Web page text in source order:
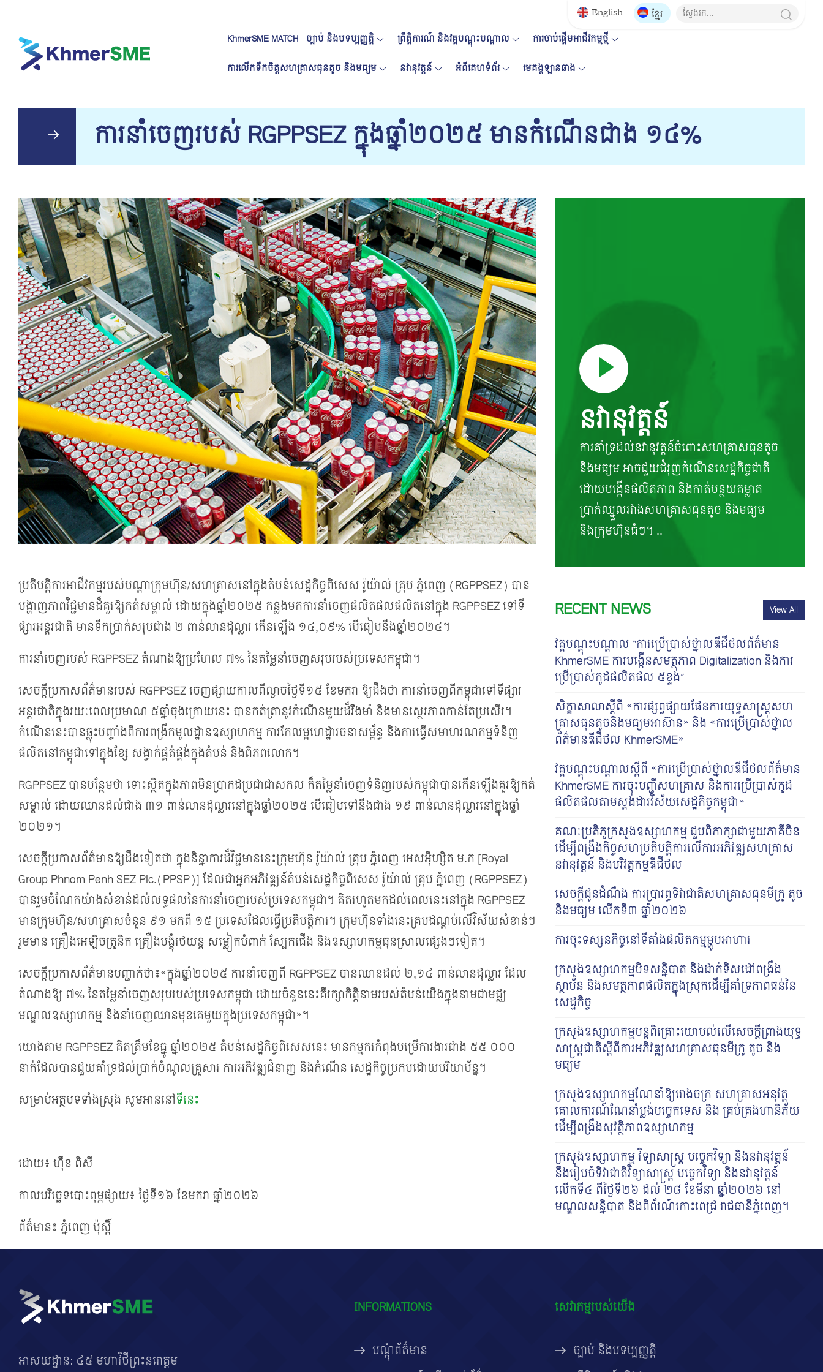
English
ខ្មែរ
KhmerSME MATCH ច្បាប់ និងបទប្បញ្ញត្តិ ព្រឹត្តិការណ៍ និងវគ្គបណ្តុះបណ្តាល
ការចាប់ផ្តើមអាជីវកម្មថ្មី
ការលើកទឹកចិត្តសហគ្រាសធុនតូច និងមធ្យម
នវានុវត្តន៍ អំពីគេហទំព័រ មេគង្គឡានឆាង
ការ​នាំចេញ​របស់ RGPPSEZ ក្នុង​ឆ្នាំ​២០២៥ មាន​កំណើន​ជាង ១៤%
ប្រតិបត្តិការអាជីវកម្ម​របស់បណ្តា​ក្រុមហ៊ុន/សហគ្រាស​នៅ​ក្នុង​តំបន់​សេដ្ឋកិច្ចពិសេស រ៉ូយ៉ាល់ គ្រុប ភ្នំពេញ (RGPPSEZ) បាន
បង្ហាញ​ភាព​វិជ្ជមាន​ដ៏​គួរ​ឱ្យ​កត់​សម្គាល់​ ដោយ​ក្នុង​ឆ្នាំ​២០២៥ កន្លង​មក​ការនាំចេញផលិត​ផល​​ផលិត​នៅ​ក្នុង​ RGPPSEZ ទៅ​ទី
ផ្សារ​អន្តរជាតិ មាន​ទឹក​ប្រាក់​សរុប​ជាង ២ ពាន់លានដុល្លារ កើន​​ឡើង ១៤,០៩% បើ​ធៀប​នឹង​​​ឆ្នាំ​២០២៤។
ការ​នាំ​ចេញ​របស់ RGPPSEZ តំណាងឱ្យប្រហែល​ ៧% នៃ​តម្លៃ​នាំ​ចេញ​សរុបរបស់ប្រទេសកម្ពុជា។
សេចក្តីប្រកាសព័ត៌មានរបស់ RGPPSEZ ចេញ​ផ្សាយកាល​ពី​ល្ងាច​ថ្ងៃ​ទី​១៥ ខែ​មករា ​ឱ្យ​ដឹង​ថា ការ​​នាំ​ចេញពី​​​​​កម្ពុជា​ទៅ​ទីផ្សារ​
អន្តរជាតិក្នុងរយៈពេលប្រមាណ​ ៥ឆ្នាំ​ចុង​ក្រោយ​នេះ​ ​​បាន​កត់​ត្រា​នូវ​កំណើន​មួយ​ដ៏​រឹងមាំ និងមានស្ថេរភាពកាន់​តែ​ប្រសើរ​។
កំណើន​នេះ​បាន​​​ឆ្លុះបញ្ចាំងពីការពង្រីកមូលដ្ឋានឧស្សាហកម្ម ការ​កែលម្អហេដ្ឋារចនាសម្ព័ន្ធ និងការធ្វើសមាហរណកម្ម​ទំនិញ​
ផលិត​​នៅ​កម្ពុជា​ទៅក្នុងខ្សែ សង្វាក់​ផ្គត់​ផ្គង់​ក្នុង​តំបន់ និងពិភពលោក។
RGPPSEZ បានបន្ថែម​ថា ទោះស្ថិតក្នុងភាពមិនប្រាកដប្រជាជាសកល ក៏​តម្លៃនាំ​ចេញ​ទំនិញ​​របស់​កម្ពុជា​បាន​កើន​ឡើង​គួរ​ឱ្យ​កត់​
សម្គាល់ ដោយឈានដល់ជាង ៣១ ពាន់លានដុល្លារ​នៅក្នុង​ឆ្នាំ២០២៥ បើ​ធៀប​ទៅ​នឹង​ជាង ១៩ ពាន់លានដុល្លារ​នៅក្នុង​ឆ្នាំ​
២០២១។
សេចក្តី​ប្រកាស​ព័ត៌មាន​​ឱ្យ​ដឹង​ទៀត​ថា ក្នុងនិន្នាការដ៏វិជ្ជមាននេះ​ក្រុមហ៊ុន រ៉ូយ៉ាល់ គ្រុប ភ្នំពេញ អេសអ៊ីហ្សិត ម.ក [Royal
Group Phnom Penh SEZ Plc.(PPSP)] ដែល​ជា​អ្នក​អភិវឌ្ឍន៍​តំបន់​សេដ្ឋកិច្ច​ពិសេស រ៉ូយ៉ាល់ គ្រុប ភ្នំពេញ (RGPPSEZ)
បានរួមចំណែកយ៉ាងសំខាន់​ដល់​លទ្ធផល​នៃ​ការ​នាំចេញ​របស់ប្រទេសកម្ពុជា។ គិត​រហូត​មក​ដល់ពេល​នេះ​នៅ​ក្នុង RGPPSEZ
មាន​​ក្រុមហ៊ុន/សហគ្រាស​ចំនួន ៩១ មកពី ១៥ ប្រទេសដែលធ្វើប្រតិបត្តិការ​។ ក្រុមហ៊ុនទាំងនេះគ្របដណ្តប់លើវិស័យសំខាន់ៗ
រួមមាន គ្រឿងអេឡិចត្រូនិក គ្រឿងបង្គុំរថយន្ត សម្លៀកបំពាក់ ស្បែកជើង និង​ឧស្សាហ​កម្មធុន​ស្រាល​ផ្សេងៗ​ទៀត​។
សេចក្តី​ប្រកាស​ព័ត៌មាន​បញ្ជាក់​ថា៖«ក្នុងឆ្នាំ២០២៥ ការនាំចេញពី RGPPSEZ បានឈានដល់ ២,១៤ ពាន់​​លាន​ដុល្លារ ដែល​
តំណាង​ឱ្យ ៧% នៃតម្លៃនាំចេញសរុបរបស់ប្រទេសកម្ពុជា ដោយ​ចំនួន​នេះគឺ​រក្សា​កិត្តិ​នាមរបស់តំបន់យើង​ក្នុង​នាម​ជា​មជ្ឈ​
មណ្ឌល​ឧស្សាហកម្ម និងនាំចេញឈានមុខគេមួយក្នុងប្រទេស​កម្ពុជា»។
យោង​តាម RGPPSEZ គិតត្រឹមខែធ្នូ ឆ្នាំ២០២៥ តំបន់សេដ្ឋកិច្ចពិសេសនេះ មាន​​កម្មករ​កំពុង​បម្រើការងារ​ជាង ៥៥ ០០០
នាក់​ដែលបាន​ជួយ​គាំទ្រដល់ប្រាក់ចំណូលគ្រួសារ ការអភិវឌ្ឍជំនាញ និងកំណើន សេដ្ឋកិច្ចប្រកបដោយបរិយាប័ន្ន។
សម្រាប់អត្ថបទទាំងស្រុង សូមអាននៅទីនេះ
ដោយ៖ ហ៊ឹន ពិសី
កាលបរិច្ឆេទបោះពុម្ភផ្សាយ៖ ថ្ងៃទី១៦ ខែមករា ឆ្នាំ២០២៦​
ព័ត៌មាន៖ ភ្នំពេញ ប៉ុស្តិ៍
នវានុវត្តន៍
ការគាំទ្រដល់នវានុវត្តន៍ចំពោះសហគ្រាសធុនតូច
និងមធ្យម អាចជួយជំរុញកំណើនសេដ្ឋកិច្ចជាតិ
ដោយបង្កើនផលិតភាព និងកាត់បន្ថយគម្លាត
ប្រាក់ឈ្នួលរវាងសហគ្រាសធុនតូច និងមធ្យម
និងក្រុមហ៊ុនធំៗ។ ..
RECENT NEWS View All
វគ្គបណ្តុះបណ្តាល “ការប្រើប្រាស់ថ្នាលឌីជីថលព័ត៌មាន
KhmerSME ការបង្កើនសមត្ថភាព Digitalization និងការ
ប្រើប្រាស់កូដផលិតផល ៥ខ្ទង់”
សិក្ខាសាលាស្តីពី «ការផ្សព្វផ្សាយផែនការយុទ្ធសាស្រ្តសហ
គ្រាសធុនតូចនិងមធ្យមអាស៊ាន» និង «ការប្រើប្រាស់ថ្នាល
ព័ត៌មានឌីជីថល KhmerSME»
វគ្គបណ្តុះបណ្តាលស្តីពី «ការប្រើប្រាស់ថ្នាលឌីជីថលព័ត៌មាន
KhmerSME ការចុះបញ្ជីសហគ្រាស និងការប្រើប្រាស់កូដ
ផលិតផលតាមស្តង់ដារវិស័យសេដ្ឋកិច្ចកម្ពុជា»
គណៈប្រតិភូក្រសួងឧស្សាហកម្ម ជួបពិភាក្សាជាមួយភាគីចិន
ដើម្បីពង្រឹងកិច្ចសហប្រតិបត្តិការលើការអភិវឌ្ឍសហគ្រាស
នវានុវត្តន៍ និងបរិវត្តកម្មឌីជីថល
សេចក្តីជូនដំណឹង ការប្រារព្ធទិវាជាតិសហគ្រាសធុនមីក្រូ តូច
និងមធ្យម លើកទី៣ ឆ្នាំ២០២៦
ការចុះទស្សនកិច្ចនៅទីតាំងផលិតកម្មម្ហូបអាហារ
ក្រសួងឧស្សាហកម្មបិទសន្និបាត និងដាក់ទិសដៅពង្រឹង
ស្ថាប័ន និងសមត្ថភាពផលិតក្នុងស្រុកដើម្បីគាំទ្រភាពធន់នៃ
សេដ្ឋកិច្ច
ក្រសួង​ឧស្សាហកម្មបន្ត​​ពិគ្រោះ​យោបល់លើ​សេចក្តីព្រាងយុទ្ធ
សាស្ត្រ​ជាតិស្តីពីការអភិវឌ្ឍសហគ្រាសធុន​មីក្រូ តូច និង​
មធ្យម
ក្រសួងឧស្សាហកម្មណែនាំឱ្យរោងចក្រ សហគ្រាសអនុវត្ត
គោលការណ៍ណែនាំប្លង់បច្ចេកទេស និង គ្រប់គ្រងហានិភ័យ
ដើម្បីពង្រឹងសុវត្ថិភាពឧស្សាហកម្ម
ក្រសួងឧស្សាហកម្ម វិទ្យាសាស្ត្រ បច្ចេកវិទ្យា និងនវានុវត្តន៍
នឹងរៀបចំទិវាជាតិវិទ្យាសាស្រ្ត បច្ចេក​វិទ្យា និងនវានុវត្តន៍
លើកទី៤ ពីថ្ងៃទី២៦ ដល់ ២៨ ខែមីនា ឆ្នាំ២០២៦ នៅ
មណ្ឌលសន្និបាត និង​ពិព័រណ៍​កោះ​ពេជ្រ រាជធានីភ្នំពេញ។
អាសយដ្ឋាន: ៤៥ មហាវិថីព្រះនរោត្តម
INFORMATIONS
បណ្តុំព័ត៌មាន
សេវាកម្មរបស់យើង
ច្បាប់ និងបទប្បញ្ញត្តិ